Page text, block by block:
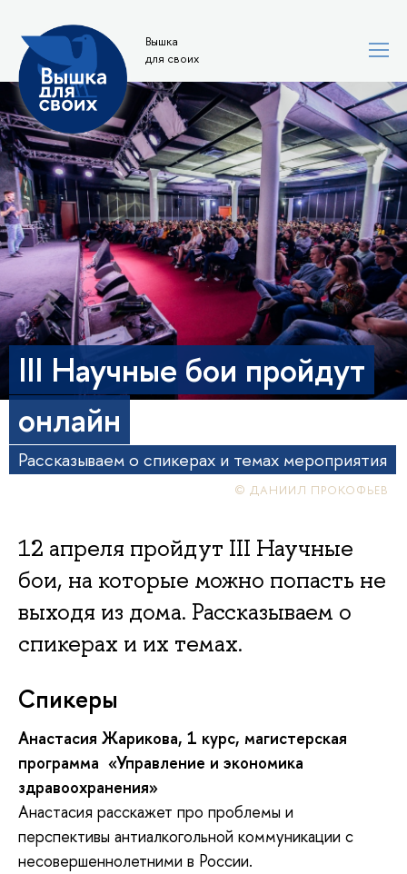
Вышка
для своих
III Научные бои пройдут
онлайн
Рассказываем о спикерах и темах мероприятия
© ДАНИИЛ ПРОКОФЬЕВ
12 апреля пройдут III Научные
бои, на которые можно попасть не
выходя из дома. Рассказываем о
спикерах и их темах.
Спикеры
Анастасия Жарикова, 1 курс, магистерская
программа «Управление и экономика
здравоохранения»
Анастасия расскажет про проблемы и
перспективы антиалкогольной коммуникации с
несовершеннолетними в России.